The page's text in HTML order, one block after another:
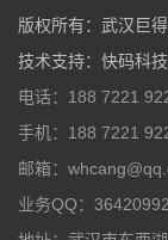
版权所有： 武汉巨
技术支持： 快码科技
电话：188 7221
手机：188 7221
邮箱：
业务QQ：36420992